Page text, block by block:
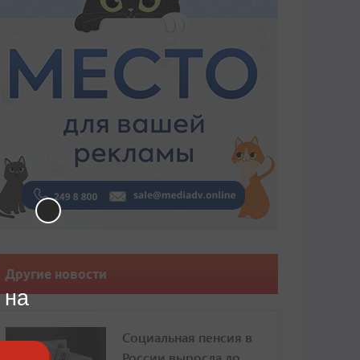
Другие новости
Социальная пенсия в